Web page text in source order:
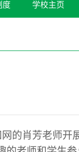
度 学校主页
的肖芳老师开